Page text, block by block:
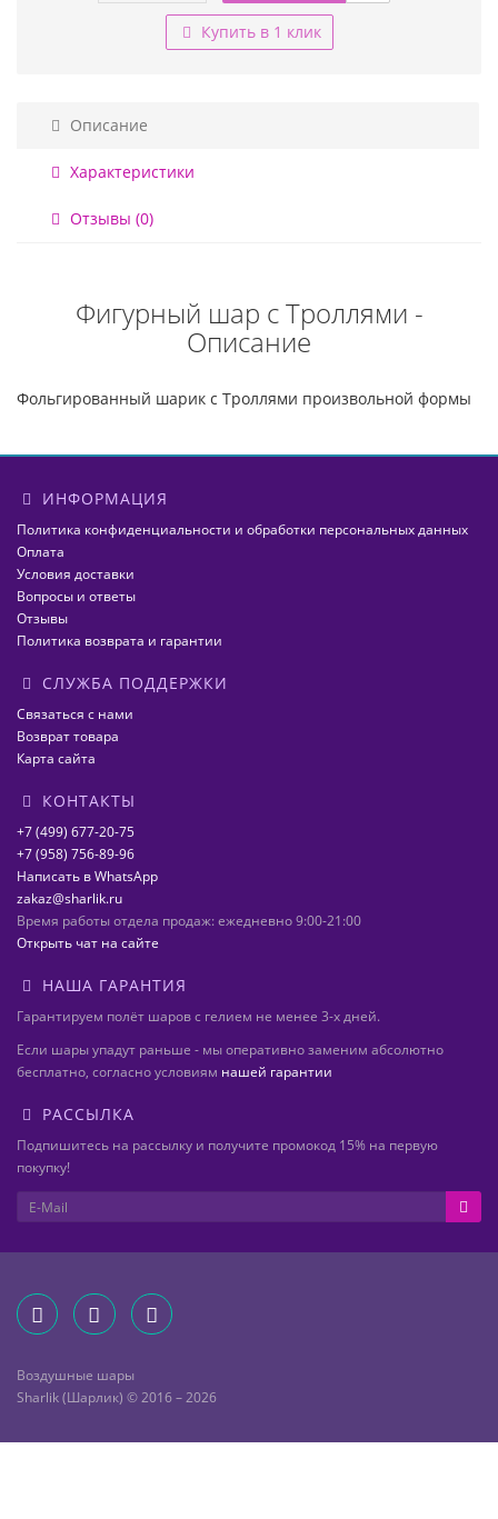
Купить в 1 клик
Описание
Характеристики
Отзывы (0)
Фигурный шар с Троллями -
Описание
Фольгированный шарик с Троллями произвольной формы
ИНФОРМАЦИЯ
Политика конфиденциальности и обработки персональных данных
Оплата
Условия доставки
Вопросы и ответы
Отзывы
Политика возврата и гарантии
СЛУЖБА ПОДДЕРЖКИ
Связаться с нами
Возврат товара
Карта сайта
КОНТАКТЫ
+7 (499) 677-20-75
+7 (958) 756-89-96
Написать в WhatsApp
zakaz@sharlik.ru
Время работы отдела продаж: ежедневно 9:00-21:00
Открыть чат на сайте
НАША ГАРАНТИЯ
Гарантируем полёт шаров с гелием не менее 3-х дней.
Если шары упадут раньше - мы оперативно заменим абсолютно
бесплатно, согласно условиям нашей гарантии
РАССЫЛКА
Подпишитесь на рассылку и получите промокод 15% на первую
покупку!
Воздушные шары
Sharlik (Шарлик) © 2016 – 2026